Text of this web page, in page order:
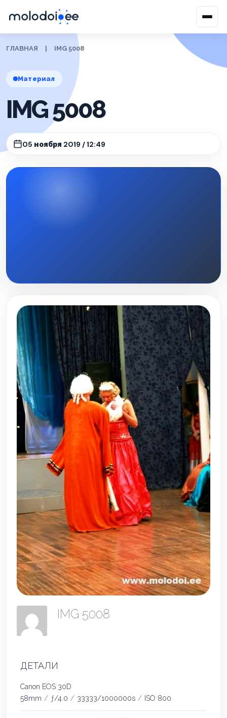
ГЛАВНАЯ IMG 5008
Материал
IMG 5008
05 ноября 2019 / 12:49
IMG 5008
ДЕТАЛИ
Canon EOS 30D
58mm / ƒ/4.0 / 33333/1000000s / ISO 800